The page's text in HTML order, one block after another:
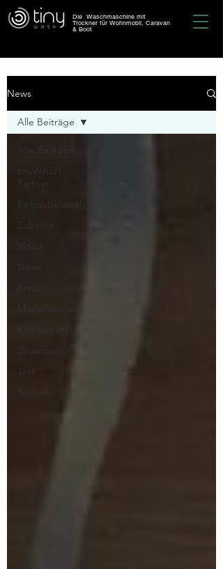
Die Waschmaschine mit
Trockner für Wohnmobil, Caravan
& Boot
News
Alle Beiträge
tinyWASH
Partner
Einbaubeispiel
Zubehör
News
Presse
Modellwechsel
Showroom
Test
Alle Beiträge